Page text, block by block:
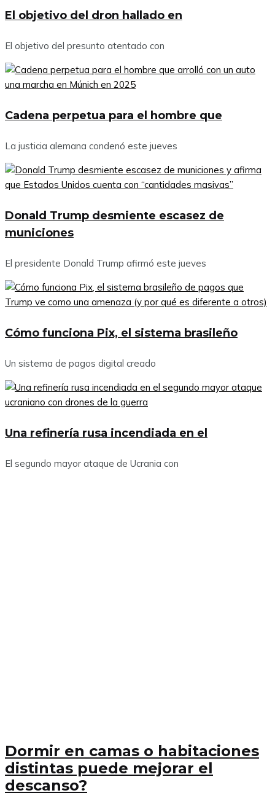
El objetivo del dron hallado en
El objetivo del presunto atentado con
Cadena perpetua para el hombre que
La justicia alemana condenó este jueves
Donald Trump desmiente escasez de
municiones
El presidente Donald Trump afirmó este jueves
Cómo funciona Pix, el sistema brasileño
Un sistema de pagos digital creado
Una refinería rusa incendiada en el
El segundo mayor ataque de Ucrania con
Dormir en camas o habitaciones
distintas puede mejorar el
descanso?